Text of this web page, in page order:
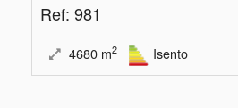
Ref: 981
4680 m2 Isento